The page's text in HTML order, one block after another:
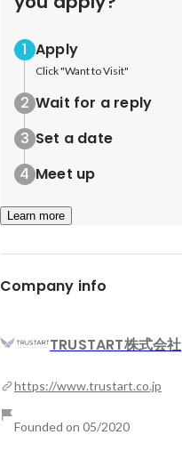
Apply
Click "Want to Visit"
Wait for a reply
Set a date
Meet up
Learn more
Company info
TRUSTART株式会社
https://www.trustart.co.jp
Founded on 05/2020